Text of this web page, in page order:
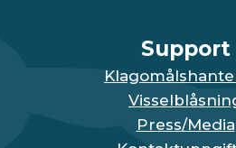
Support
Press/Media